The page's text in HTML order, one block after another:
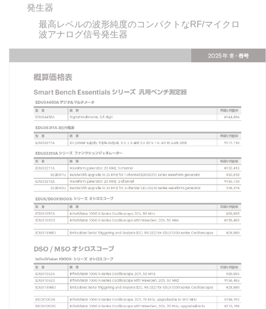
発生器
最高レベルの波形純度のコンパクトなRF/マイクロ
波アナログ信号発生器